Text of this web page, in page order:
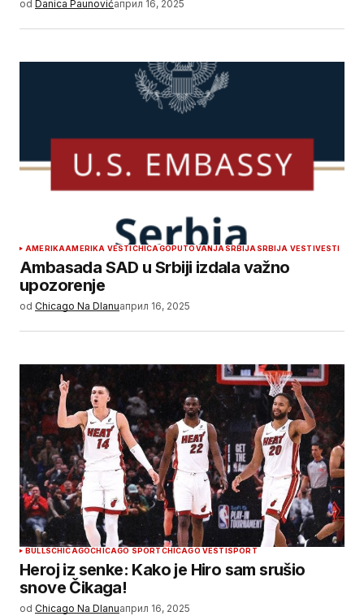
od Danica Paunovićаприл 16, 2025
AMERIKAAMERIKA VESTICHICAGOPUTOVANJA SRBIJA SRBIJA VESTIVESTI
Ambasada SAD u Srbiji izdala važno
upozorenje
od Chicago Na Dlanuаприл 16, 2025
BULLSCHICAGOCHICAGO SPORTCHICAGO VESTISPORT
Heroj iz senke: Kako je Hiro sam srušio
snove Čikaga!
od Chicago Na Dlanuаприл 16, 2025